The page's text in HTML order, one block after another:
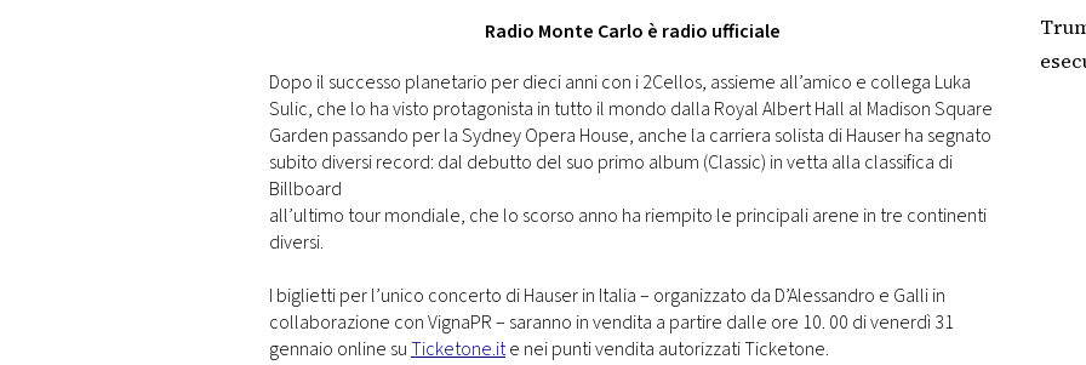
Radio Monte Carlo è radio ufficiale
Dopo il successo planetario per dieci anni con i 2Cellos, assieme all’amico e collega Luka
Sulic, che lo ha visto protagonista in tutto il mondo dalla Royal Albert Hall al Madison Square
Garden passando per la Sydney Opera House, anche la carriera solista di Hauser ha segnato
subito diversi record: dal debutto del suo primo album (Classic) in vetta alla classifica di
Billboard
all’ultimo tour mondiale, che lo scorso anno ha riempito le principali arene in tre continenti
diversi.
I biglietti per l’unico concerto di Hauser in Italia – organizzato da D’Alessandro e Galli in
collaborazione con VignaPR – saranno in vendita a partire dalle ore 10. 00 di venerdì 31
gennaio online suTicketone.ite nei punti vendita autorizzati Ticketone.